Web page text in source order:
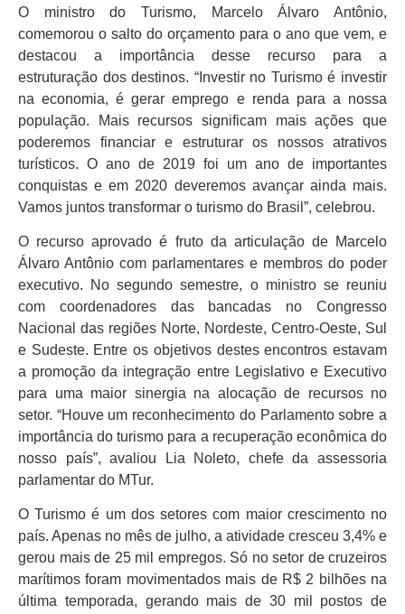
O ministro do Turismo, Marcelo Álvaro Antônio,
comemorou o salto do orçamento para o ano que vem, e
destacou a importância desse recurso para a
estruturação dos destinos. “Investir no Turismo é investir
na economia, é gerar emprego e renda para a nossa
população. Mais recursos significam mais ações que
poderemos financiar e estruturar os nossos atrativos
turísticos. O ano de 2019 foi um ano de importantes
conquistas e em 2020 deveremos avançar ainda mais.
Vamos juntos transformar o turismo do Brasil”, celebrou.
O recurso aprovado é fruto da articulação de Marcelo
Álvaro Antônio com parlamentares e membros do poder
executivo. No segundo semestre, o ministro se reuniu
com coordenadores das bancadas no Congresso
Nacional das regiões Norte, Nordeste, Centro-Oeste, Sul
e Sudeste. Entre os objetivos destes encontros estavam
a promoção da integração entre Legislativo e Executivo
para uma maior sinergia na alocação de recursos no
setor. “Houve um reconhecimento do Parlamento sobre a
importância do turismo para a recuperação econômica do
nosso país”, avaliou Lia Noleto, chefe da assessoria
parlamentar do MTur.
O Turismo é um dos setores com maior crescimento no
país. Apenas no mês de julho, a atividade cresceu 3,4% e
gerou mais de 25 mil empregos. Só no setor de cruzeiros
marítimos foram movimentados mais de R$ 2 bilhões na
última temporada, gerando mais de 30 mil postos de